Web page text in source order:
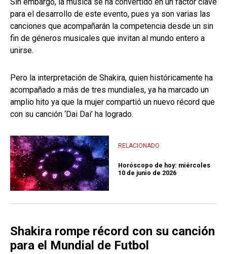
para el desarrollo de este evento, pues ya son varias las
canciones que acompañarán la competencia desde un sin
fin de géneros musicales que invitan al mundo entero a
unirse.
Pero la interpretación de Shakira, quien históricamente ha
acompañado a más de tres mundiales, ya ha marcado un
amplio hito ya que la mujer compartió un nuevo récord que
con su canción ‘Dai Dai’ ha logrado.
RELACIONADO
Horóscopo de hoy: miércoles
10 de junio de 2026
Shakira rompe récord con su canción
para el Mundial de Futbol